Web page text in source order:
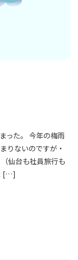
った。 今年の梅雨
りないのですが・
仙台も社員旅行も
[…]